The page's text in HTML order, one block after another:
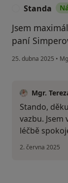
Standa
Jsem
paní
25. dubna 2025 •
Mgr.
Stando,
vazbu.
léčbě
2. června 2025